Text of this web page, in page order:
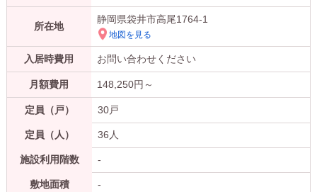
所在地
静岡県袋井市高尾1764-1
地図を見る
入居時費用 お問い合わせください
月額費用 148,250円～
定員（戸） 30戸
定員（人） 36人
施設利用階数 -
敷地面積 -